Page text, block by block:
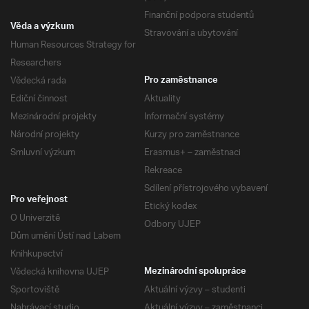
Finanční podpora studentů
Stravování a ubytování
Věda a výzkum
Human Resources Strategy for
Researchers
Vědecká rada
Ediční činnost
Mezinárodní projekty
Národní projekty
Smluvní výzkum
Pro zaměstnance
Aktuality
Informační systémy
Kurzy pro zaměstnance
Erasmus+ – zaměstnaci
Rekreace
Sdílení přístrojového vybavení
Etický kodex
Odbory UJEP
Pro veřejnost
O Univerzitě
Dům umění Ústí nad Labem
Knihkupectví
Vědecká knihovna UJEP
Sportoviště
Mezinárodní spolupráce
Aktuální výzvy – studenti